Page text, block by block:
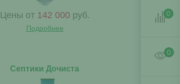
Цены от 142 000 руб.
Подробнее
Септики Дочиста
0
0